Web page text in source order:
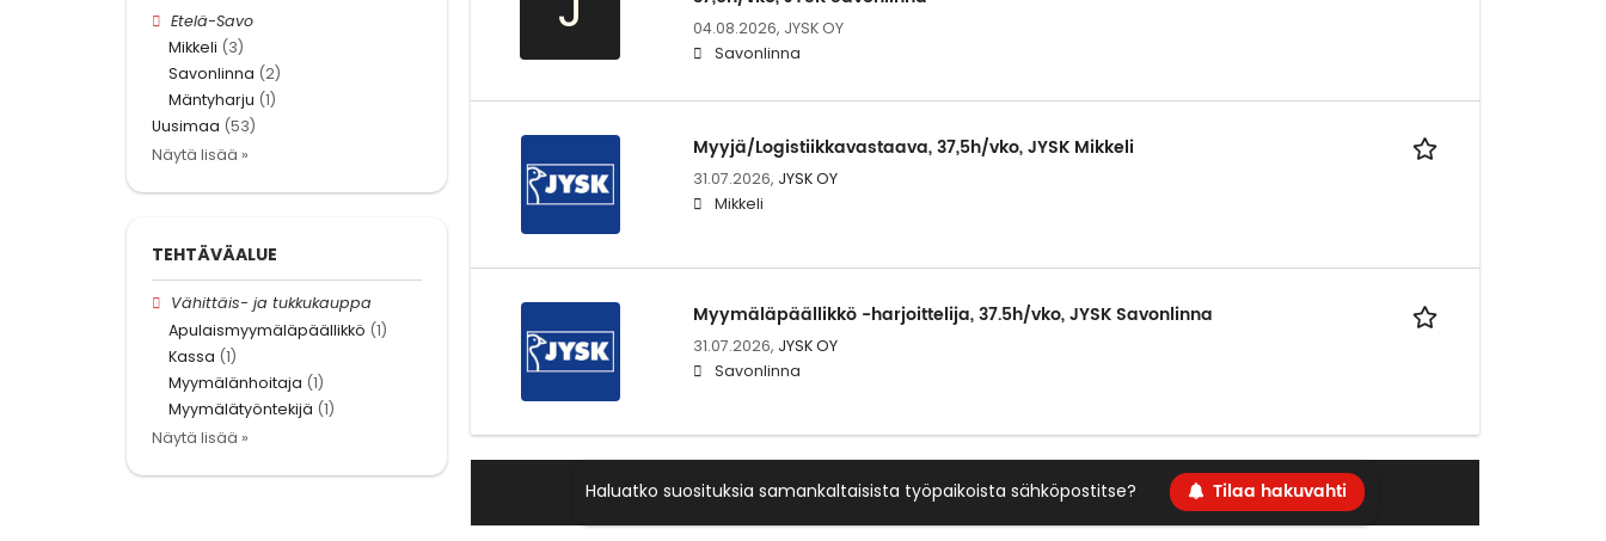
04.08.2026, JYSK OY
Savonlinna
Myyjä/Logistiikkavastaava, 37,5h/vko, JYSK Mikkeli
31.07.2026, JYSK OY
Mikkeli
Myymäläpäällikkö -harjoittelija, 37.5h/vko, JYSK Savonlinna
31.07.2026, JYSK OY
Savonlinna
Haluatko suosituksia samankaltaisista työpaikoista sähköpostitse? Tilaa hakuvahti
Etelä-Savo
Mikkeli (3)
Savonlinna (2)
Mäntyharju (1)
Uusimaa (53)
Näytä lisää »
TEHTÄVÄALUE
Vähittäis- ja tukkukauppa
Apulaismyymäläpäällikkö (1)
Kassa (1)
Myymälänhoitaja (1)
Myymälätyöntekijä (1)
Näytä lisää »